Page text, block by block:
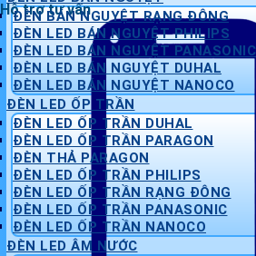
Hỗ trợ tư vấn
ĐÈN BÁN NGUYỆT RẠNG ĐÔNG
ĐÈN LED BÁN NGUYỆT PHILIPS
ĐÈN LED BÁN NGUYỆT PANASONIC
ĐÈN LED BÁN NGUYỆT DUHAL
ĐÈN LED BÁN NGUYỆT NANOCO
ĐÈN LED ỐP TRẦN
ĐÈN LED ỐP TRẦN DUHAL
ĐÈN LED ỐP TRẦN PARAGON
ĐÈN THẢ PARAGON
ĐÈN LED ỐP TRẦN PHILIPS
ĐÈN LED ỐP TRẦN RẠNG ĐÔNG
ĐÈN LED ỐP TRẦN PANASONIC
ĐÈN LED ỐP TRẦN NANOCO
ĐÈN LED ÂM NƯỚC